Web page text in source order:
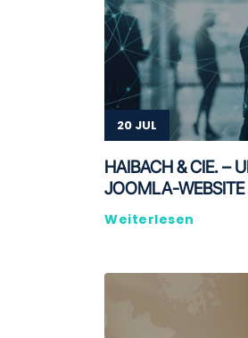
20 JUL
HAIBACH & CIE. –
JOOMLA-WEBSITE
Weiterlesen